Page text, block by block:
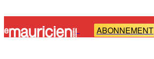
- ABONNEMENT